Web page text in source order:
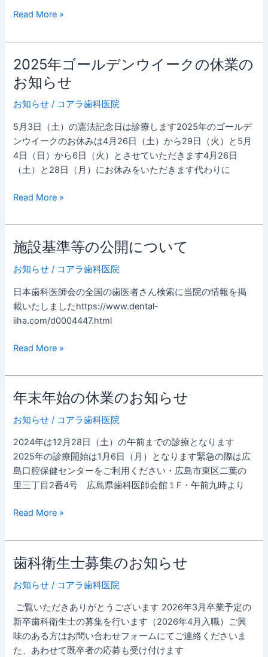
予
科
衛
士
を
募
集
し
す
Read More »
2025年ゴールデンウイークの休業の
お知らせ
お知らせ / コアラ歯科医院
5月3日（土）の憲法記念日は診療します2025年のゴールデ
ンウイークのお休みは4月26日（土）から29日（火）と5月
4日（日）から6日（火）とさせていただきます4月26日
（土）と28日（月）にお休みをいただきます代わりに
2025
年
ゴ
ー
デ
ン
ウ
イ
業
お
知
ら
せ
Read More »
施設基準等の公開について
お知らせ / コアラ歯科医院
日本歯科医師会の全国の歯医者さん検索に当院の情報を掲
載いたしましたhttps://www.dental-
iiha.com/d0004447.html
施
基
準
等
の
開
つ
い
て
Read More »
年末年始の休業のお知らせ
お知らせ / コアラ歯科医院
2024年は12月28日（土）の午前までの診療となります
2025年の診療開始は1月6日（月）となります緊急の際は広
島口腔保健センターをご利用ください・広島市東区二葉の
里三丁目2番4号 広島県歯科医師会館１F・午前九時より
年
年
始
の
休
業
お
ら
せ
Read More »
歯科衛生士募集のお知らせ
お知らせ / コアラ歯科医院
ご覧いただきありがとうございます 2026年3月卒業予定の
新卒歯科衛生士の募集を行います（2026年4月入職）ご興
味のある方はお問い合わせフォームにてご連絡くださいま
た、あわせて既卒者の応募も受け付けます
歯
衛
生
士
募
集